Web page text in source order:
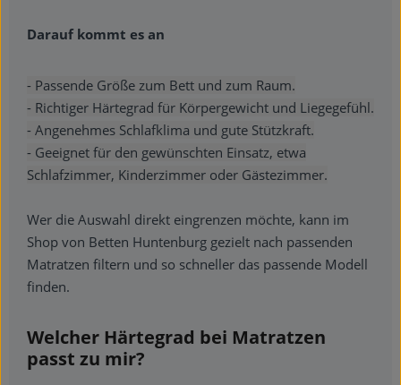
Darauf kommt es an
- Passende Größe zum Bett und zum Raum.
- Richtiger Härtegrad für Körpergewicht und Liegegefühl.
- Angenehmes Schlafklima und gute Stützkraft.
- Geeignet für den gewünschten Einsatz, etwa
Schlafzimmer, Kinderzimmer oder Gästezimmer.
Wer die Auswahl direkt eingrenzen möchte, kann im
Shop von Betten Huntenburg gezielt nach passenden
Matratzen filtern und so schneller das passende Modell
finden.
Welcher Härtegrad bei Matratzen
passt zu mir?